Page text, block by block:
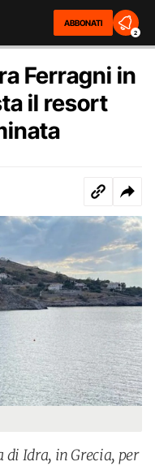
ABBONATI
2
Ferragni in
il resort
di Idra, in Grecia, per